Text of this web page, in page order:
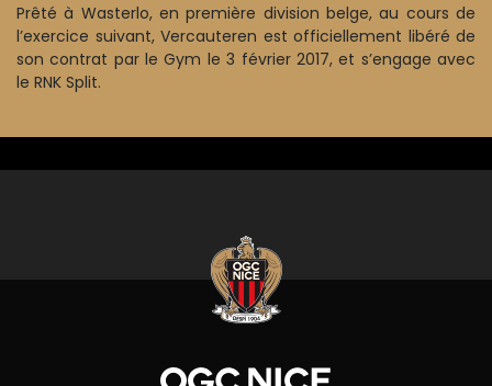
Prêté à Wasterlo, en première division belge, au cours de
l’exercice suivant, Vercauteren est officiellement libéré de
son contrat par le Gym le 3 février 2017, et s’engage avec
le RNK Split.